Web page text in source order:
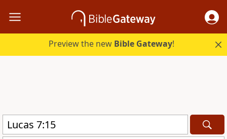
Preview the new Bible Gateway!